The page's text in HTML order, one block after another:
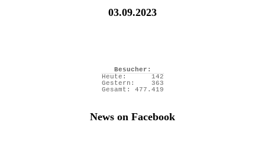
03.09.2023
Besucher:
Heute:
142
Gestern:
363
Gesamt:
477.419
News on Facebook